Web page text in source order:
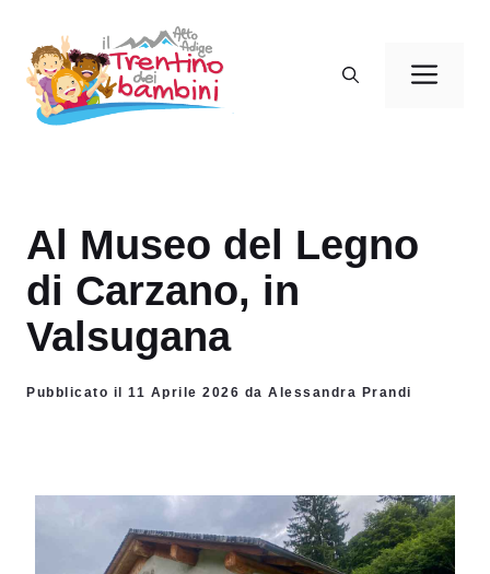
contenuto
Al Museo del Legno
di Carzano, in
Valsugana
Pubblicato il 11 Aprile 2026 da Alessandra Prandi